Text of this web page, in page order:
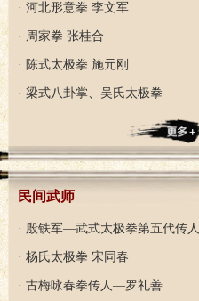
· 河北形意拳 李文军
· 周家拳 张桂合
· 陈式太极拳 施元刚
· 梁式八卦掌、吴氏太极拳
民间武师
· 殷铁军—武式太极拳第五代传人
· 杨氏太极拳 宋同春
· 古梅咏春拳传人—罗礼善